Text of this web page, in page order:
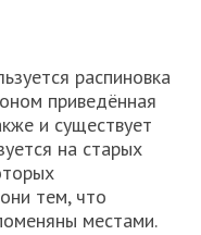
распиновка
приведённая
и существует
на старых
тем, что
местами.